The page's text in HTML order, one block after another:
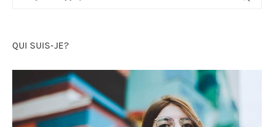
QUI SUIS-JE?